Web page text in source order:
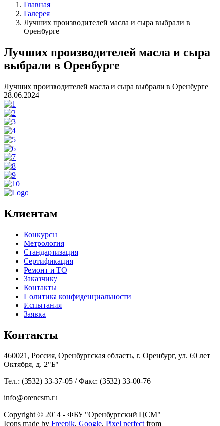
Главная
Галерея
Лучших производителей масла и сыра выбрали в
Оренбурге
Лучших производителей масла и сыра
выбрали в Оренбурге
Лучших производителей масла и сыра выбрали в Оренбурге
28.06.2024
Клиентам
Конкурсы
Метрология
Стандартизация
Сертификация
Ремонт и ТО
Заказчику
Контакты
Политика конфиденциальности
Испытания
Заявка
Контакты
460021, Россия, Оренбургская область, г. Оренбург, ул. 60 лет
Октября, д. 2"Б"
Тел.: (3532) 33-37-05 / Факс: (3532) 33-00-76
info@orencsm.ru
Copyright © 2014 - ФБУ "Оренбургский ЦСМ"
Icons made by Freepik, Google, Pixel perfectfrom